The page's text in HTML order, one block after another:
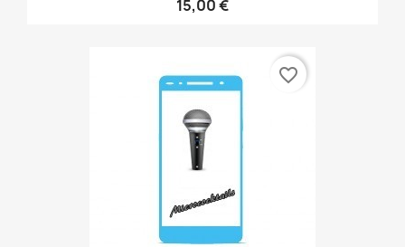
15,00 €
favorite_border